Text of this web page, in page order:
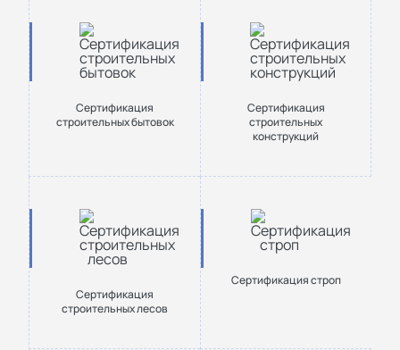
Сертификация
строительных бытовок
Сертификация
строительных
конструкций
Сертификация
строительных лесов
Сертификация строп